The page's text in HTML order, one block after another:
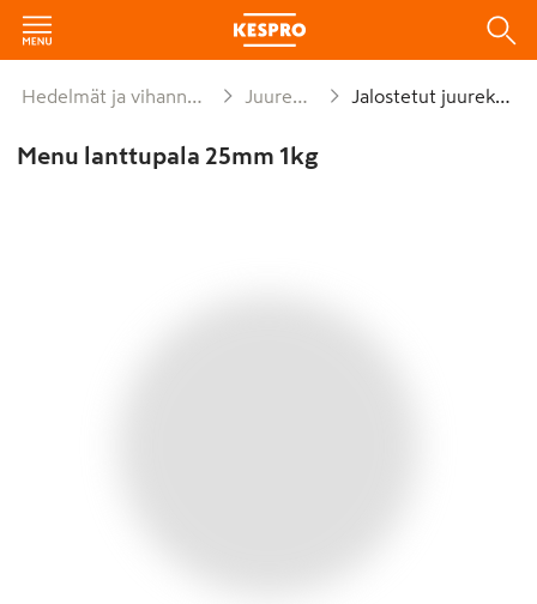
Hedelmät ja vihannekset Juurekset Jalostetut juurekset
Menu lanttupala 25mm 1kg